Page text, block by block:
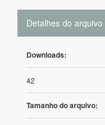
Detalhes do arquivo
Downloads:
42
Tamanho do arquivo: